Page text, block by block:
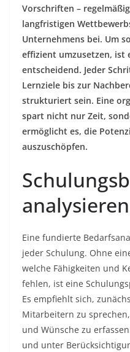
Vorschriften –
langfristigen
Unternehmens bei. Um
effizient umzusetzen, ist
entscheidend. Jeder
Lernziele bis zur
strukturiert sein. Eine
spart nicht nur Zeit,
ermöglicht es, die
auszuschöpfen.
analysieren
Eine fundierte
jeder Schulung. Ohne
welche Fähigkeiten und
fehlen, ist eine
Es empfiehlt sich,
Mitarbeitern zu
und Wünsche zu
und unter